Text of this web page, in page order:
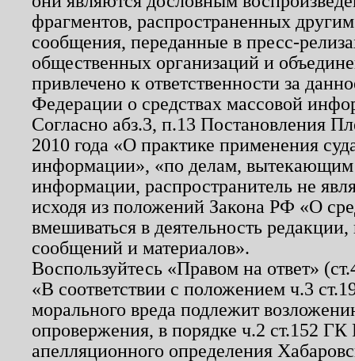
фрагментов, распространенных
сообщения, переданные в пресс-
общественных организаций и
привлечено к ответственности за
Федерации о средствах массовой
Согласно абз.3, п.13 Постановления
2010 года «О практике применения
информации», «по делам, вытекающим
информации, распространитель не
исходя из положений Закона РФ «О
вмешиваться в деятельность
сообщений и материалов».
Воспользуйтесь «Правом на ответ»
«В соответствии с положением ч.3
морального вреда подлежит
опровержения, в порядке ч.2 ст.152
апелляционного определения